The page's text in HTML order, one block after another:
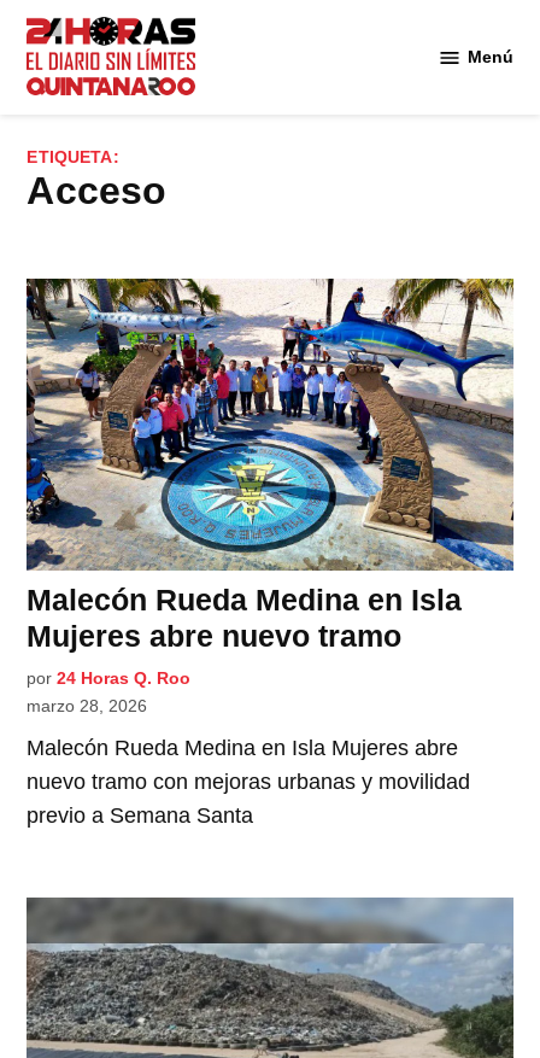
Saltar
contenido
Menú
ETIQUETA:
acceso
Malecón Rueda Medina en Isla
Mujeres abre nuevo tramo
por 24 Horas Q. Roo
marzo 28, 2026
Malecón Rueda Medina en Isla Mujeres abre
nuevo tramo con mejoras urbanas y movilidad
previo a Semana Santa